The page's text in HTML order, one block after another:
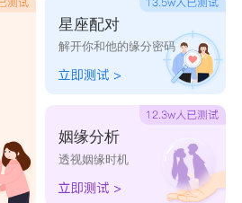
星座配对
解开你和他的缘分密码
姻缘分析
透视姻缘时机